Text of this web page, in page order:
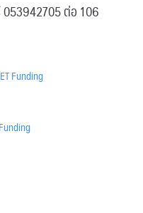
053942705 ต่อ 106
Funding